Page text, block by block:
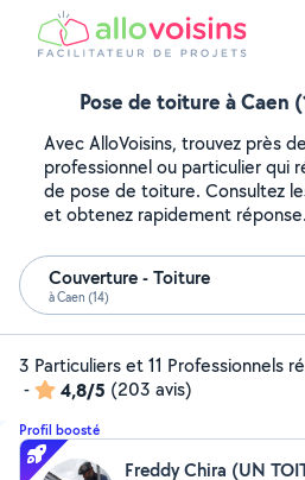
Pose de toiture à Caen
Avec AlloVoisins, trouvez près
professionnel ou particulier qui
de pose de toiture. Consultez
et obtenez rapidement réponse.
Couverture - Toiture
à Caen (14)
3 Particuliers et 11 Professionnels
-
4,8/5 (203 avis)
Profil boosté